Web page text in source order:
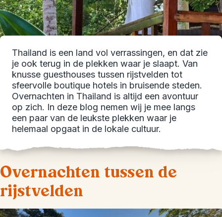
Thailand is een land vol verrassingen, en dat zie
je ook terug in de plekken waar je slaapt. Van
knusse guesthouses tussen rijstvelden tot
sfeervolle boutique hotels in bruisende steden.
Overnachten in Thailand is altijd een avontuur
op zich. In deze blog nemen wij je mee langs
een paar van de leukste plekken waar je
helemaal opgaat in de lokale cultuur.
Overnachten tussen de
rijstvelden